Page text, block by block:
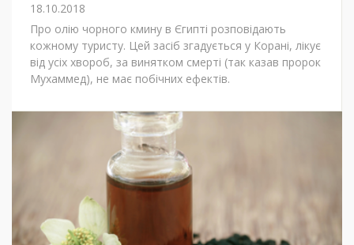
18.10.2018
Про олію чорного кмину в Єгипті розповідають
кожному туристу. Цей засіб згадується у Корані, лікує
від усіх хвороб, за винятком смерті (так казав пророк
Мухаммед), не має побічних ефектів.